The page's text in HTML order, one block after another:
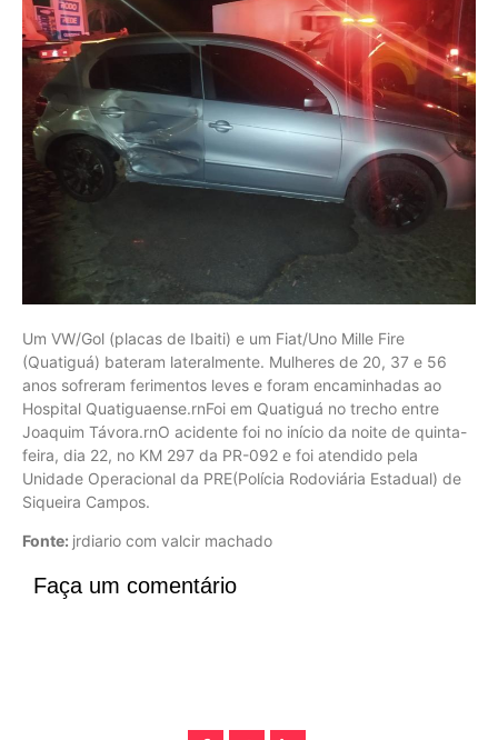
Um VW/Gol (placas de Ibaiti) e um Fiat/Uno Mille Fire
(Quatiguá) bateram lateralmente. Mulheres de 20, 37 e 56
anos sofreram ferimentos leves e foram encaminhadas ao
Hospital Quatiguaense.rnFoi em Quatiguá no trecho entre
Joaquim Távora.rnO acidente foi no início da noite de quinta-
feira, dia 22, no KM 297 da PR-092 e foi atendido pela
Unidade Operacional da PRE(Polícia Rodoviária Estadual) de
Siqueira Campos.
Fonte: jrdiario com valcir machado
Faça um comentário